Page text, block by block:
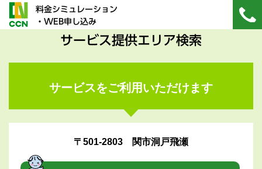
料金シミュレーション
・WEB申し込み
サービス提供エリア検索
サービスをご利用いただけます
〒501-2803 関市洞戸飛瀬